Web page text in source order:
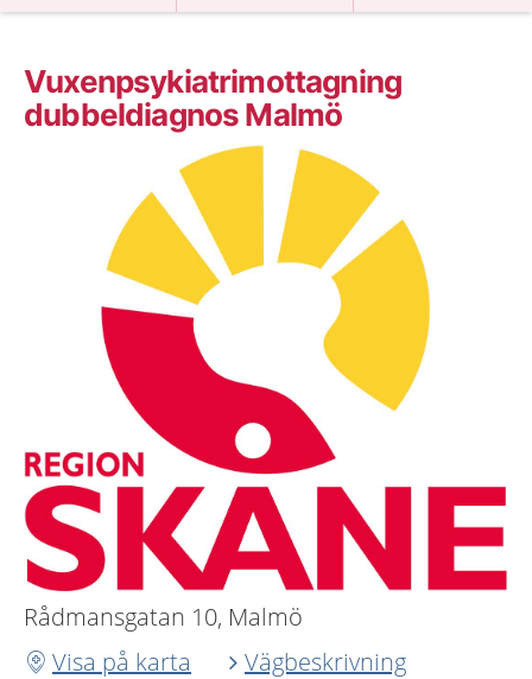
Vuxenpsykiatrimottagning
dubbeldiagnos Malmö
Rådmansgatan 10, Malmö
Visa på karta
Vägbeskrivning